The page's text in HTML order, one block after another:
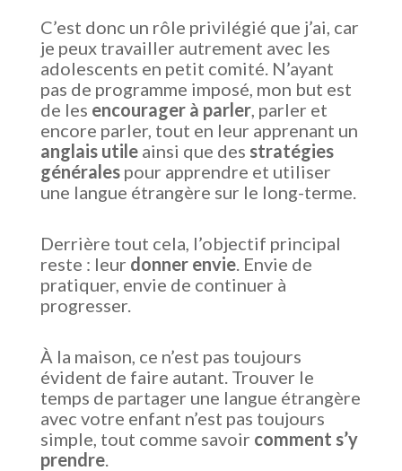
C’est donc un rôle privilégié que j’ai, car
je peux travailler autrement avec les
adolescents en petit comité. N’ayant
pas de programme imposé, mon but est
de les encourager à parler, parler et
encore parler, tout en leur apprenant un
anglais utile ainsi que des stratégies
généralespour apprendre et utiliser
une langue étrangère sur le long-terme.
Derrière tout cela, l’objectif principal
reste : leur donner envie. Envie de
pratiquer, envie de continuer à
progresser.
À la maison, ce n’est pas toujours
évident de faire autant. Trouver le
temps de partager une langue étrangère
avec votre enfant n’est pas toujours
simple, tout comme savoir comment s’y
prendre.